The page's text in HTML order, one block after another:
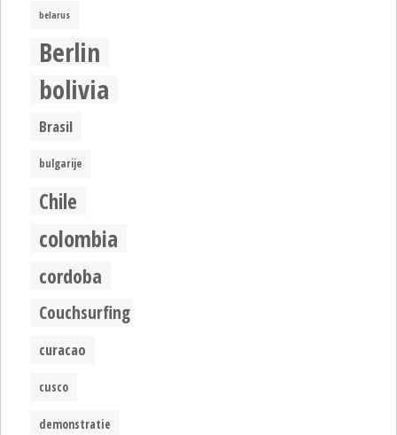
belarus
Berlin
bolivia
Brasil
bulgarije
Chile
colombia
cordoba
Couchsurfing
curacao
cusco
demonstratie